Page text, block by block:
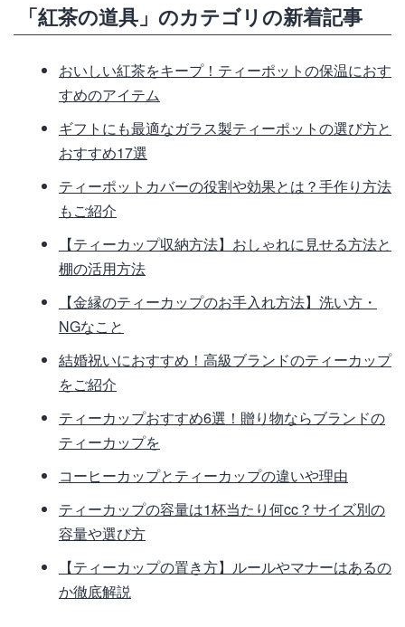
「紅茶の道具」のカテゴリの新着記事
おいしい紅茶をキープ！ティーポットの保温におす
すめのアイテム
ギフトにも最適なガラス製ティーポットの選び方と
おすすめ17選
ティーポットカバーの役割や効果とは？手作り方法
もご紹介
【ティーカップ収納方法】おしゃれに見せる方法と
棚の活用方法
【金縁のティーカップのお手入れ方法】洗い方・
NGなこと
結婚祝いにおすすめ！高級ブランドのティーカップ
をご紹介
ティーカップおすすめ6選！贈り物ならブランドの
ティーカップを
コーヒーカップとティーカップの違いや理由
ティーカップの容量は1杯当たり何cc？サイズ別の
容量や選び方
【ティーカップの置き方】ルールやマナーはあるの
か徹底解説